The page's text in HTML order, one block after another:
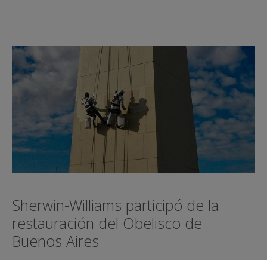
Sherwin-Williams participó de la
restauración del Obelisco de
Buenos Aires